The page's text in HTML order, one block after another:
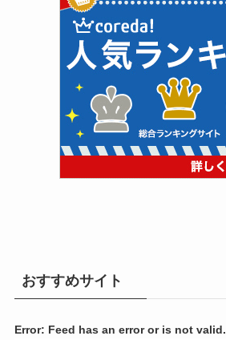
おすすめサイト
Error: Feed has an error or is not valid.